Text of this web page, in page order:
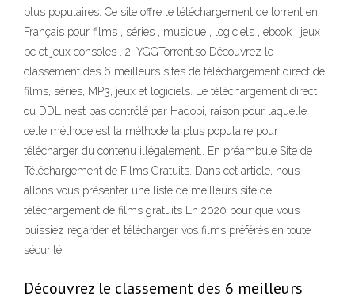
plus populaires. Ce site offre le téléchargement de torrent en
Français pour films , séries , musique , logiciels , ebook , jeux
pc et jeux consoles . 2. YGGTorrent.so Découvrez le
classement des 6 meilleurs sites de téléchargement direct de
films, séries, MP3, jeux et logiciels. Le téléchargement direct
ou DDL n’est pas contrôlé par Hadopi, raison pour laquelle
cette méthode est la méthode la plus populaire pour
télécharger du contenu illégalement.. En préambule Site de
Téléchargement de Films Gratuits. Dans cet article, nous
allons vous présenter une liste de meilleurs site de
téléchargement de films gratuits En 2020 pour que vous
puissiez regarder et télécharger vos films préférés en toute
sécurité.
Découvrez le classement des 6 meilleurs